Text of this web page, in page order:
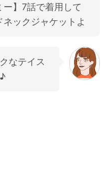
ー】7話で着用して
ックジャケットよ
なテイス